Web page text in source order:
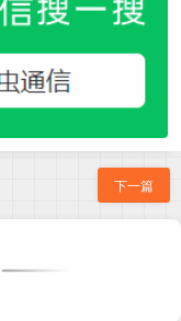
下一篇